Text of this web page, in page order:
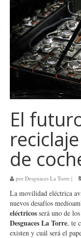
SEGURIDAD
MEDIO
PATROCINIOS
CONTACTO
Desguaces La Torre
El
de
por Desguaces La Torre |
La movilidad eléctrica
nuevos desafíos
eléctricos será uno de
Desguaces La Torre, te
existen y cuál será el